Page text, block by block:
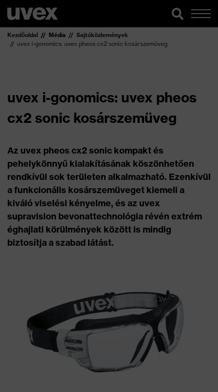
Kezdőoldal Média
Sajtóközlemények
uvex i-gonomics: uvex pheos cx2 sonic kosárszemüveg
uvex i-gonomics: uvex pheos
cx2 sonic kosárszemüveg
Az uvex pheos cx2 sonic kompakt és
pehelykönnyű kialakításának köszönhetően
rendkívül sok területen alkalmazható. Ezenkívül
a funkcionális kosárszemüveget kiemeli a
kiváló viselési kényelme, és az uvex
supravision bevonattechnológia révén extrém
éghajlati körülmények között is mindig
biztosítja a szabad látást.